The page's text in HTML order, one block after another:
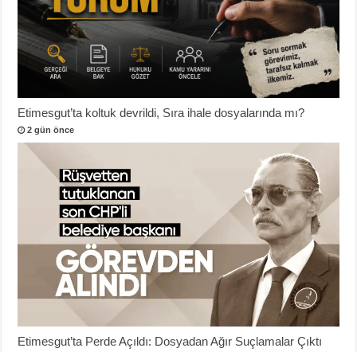
Etimesgut’ta koltuk devrildi, Sıra ihale dosyalarında mı?
2 gün önce
Etimesgut’ta Perde Açıldı: Dosyadan Ağır Suçlamalar Çıktı